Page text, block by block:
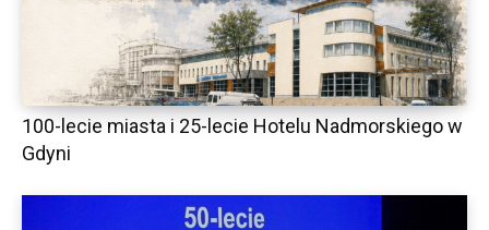
100-lecie miasta i 25-lecie Hotelu Nadmorskiego w
Gdyni